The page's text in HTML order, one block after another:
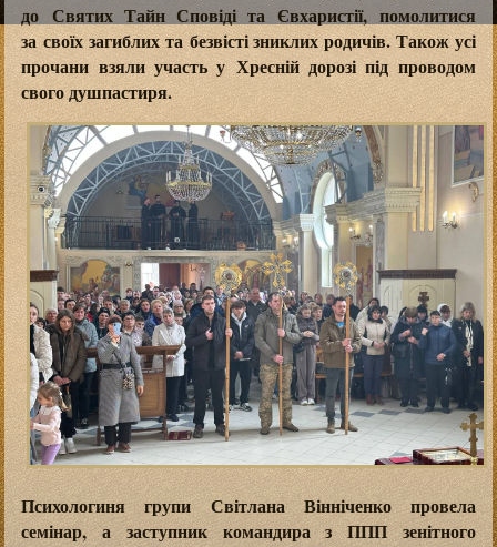
до Святих Тайн Сповіді та Євхаристії, помолитися
за своїх загиблих та безвісті зниклих родичів. Також усі
прочани взяли участь у Хресній дорозі під проводом
свого душпастиря.
Психологиня групи Світлана Вінніченко провела
семінар, а заступник командира з ППП зенітного